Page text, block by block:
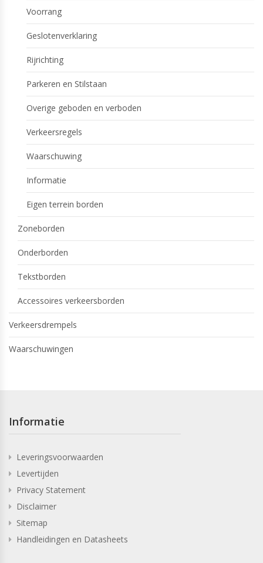
Voorrang
Geslotenverklaring
Rijrichting
Parkeren en Stilstaan
Overige geboden en verboden
Verkeersregels
Waarschuwing
Informatie
Eigen terrein borden
Zoneborden
Onderborden
Tekstborden
Accessoires verkeersborden
Verkeersdrempels
Waarschuwingen
Informatie
Leveringsvoorwaarden
Levertijden
Privacy Statement
Disclaimer
Sitemap
Handleidingen en Datasheets